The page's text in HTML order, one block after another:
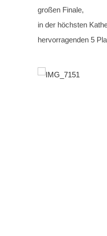
großen Finale,
in der höchsten
hervorragenden 5